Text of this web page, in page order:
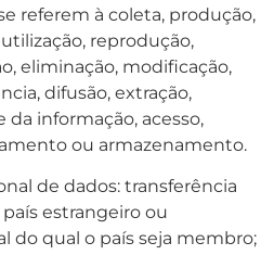
referem à coleta, produção,
reprodução,
eliminação, modificação,
difusão, extração,
da informação, acesso,
ou armazenamento.
de dados: transferência
estrangeiro ou
do qual o país seja membro;